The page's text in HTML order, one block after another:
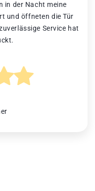
in der Nacht meine
und öffneten die Tür
Service hat